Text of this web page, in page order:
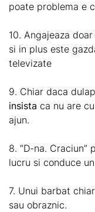
poate problema e
10. Angajeaza
si in plus este
televizate
9. Chiar daca
insista ca nu are
ajun.
8. “D-na.
lucru si conduce
7. Unui barbat
sau obraznic.